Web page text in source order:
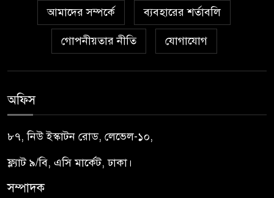
আমাদের সম্পর্কে ব্যবহারের শর্তাবলি
গোপনীয়তার নীতি যোগাযোগ
অফিস
৮৭, নিউ ইস্কাটন রোড, লেভেল-১০,
ফ্ল্যাট ৯/বি, এসি মার্কেট, ঢাকা।
সম্পাদক